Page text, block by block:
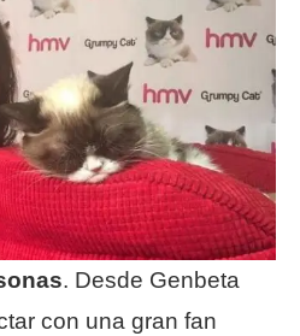
. Desde Genbeta
con una gran fan